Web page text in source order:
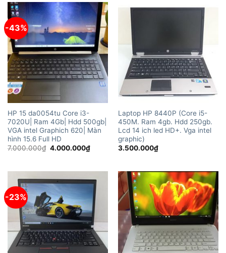
5.000.000₫.
-43%
HP 15 da0054tu Core i3-
7020U| Ram 4Gb| Hdd 500gb|
VGA intel Graphich 620| Màn
hình 15.6 Full HD
7.000.000₫ Giá
4.000.000₫Giá
hiện
4.000.000₫.
Laptop HP 8440P (Core i5-
450M. Ram 4gb. Hdd 250gb.
Lcd 14 ich led HD+. Vga intel
graphic)
3.500.000₫
-23%